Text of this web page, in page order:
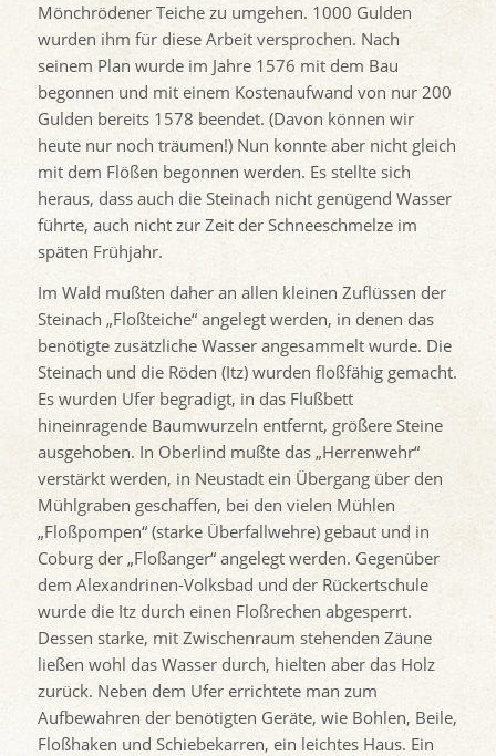
Mönchrödener Teiche zu umgehen. 1000 Gulden
wurden ihm für diese Arbeit versprochen. Nach
seinem Plan wurde im Jahre 1576 mit dem Bau
begonnen und mit einem Kostenaufwand von nur 200
Gulden bereits 1578 beendet. (Davon können wir
heute nur noch träumen!) Nun konnte aber nicht gleich
mit dem Flößen begonnen werden. Es stellte sich
heraus, dass auch die Steinach nicht genügend Wasser
führte, auch nicht zur Zeit der Schneeschmelze im
späten Frühjahr.
Im Wald mußten daher an allen kleinen Zuflüssen der
Steinach „Floßteiche“ angelegt werden, in denen das
benötigte zusätzliche Wasser angesammelt wurde. Die
Steinach und die Röden (Itz) wurden floßfähig gemacht.
Es wurden Ufer begradigt, in das Flußbett
hineinragende Baumwurzeln entfernt, größere Steine
ausgehoben. In Oberlind mußte das „Herrenwehr“
verstärkt werden, in Neustadt ein Übergang über den
Mühlgraben geschaffen, bei den vielen Mühlen
„Floßpompen“ (starke Überfallwehre) gebaut und in
Coburg der „Floßanger“ angelegt werden. Gegenüber
dem Alexandrinen-Volksbad und der Rückertschule
wurde die Itz durch einen Floßrechen abgesperrt.
Dessen starke, mit Zwischenraum stehenden Zäune
ließen wohl das Wasser durch, hielten aber das Holz
zurück. Neben dem Ufer errichtete man zum
Aufbewahren der benötigten Geräte, wie Bohlen, Beile,
Floßhaken und Schiebekarren, ein leichtes Haus. Ein